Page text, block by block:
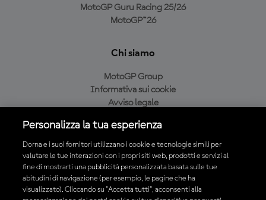
MotoGP Guru Racing 25/26
MotoGP™26
Chi siamo
MotoGP Group
Informativa sui cookie
Avviso legale
Condizioni di acquisto
Scarica l'app ufficiale MotoGP™
Personalizza la tua esperienza
Dorna e i suoi fornitori utilizzano i cookie e tecnologie simili per
valutare le tue interazioni con i propri siti web, prodotti e servizi al
fine di mostrarti una pubblicità personalizzata basata sulle tue
abitudini di navigazione (per esempio, le pagine che ha
visualizzato). Cliccando su "Accetta tutti", acconsenti alla